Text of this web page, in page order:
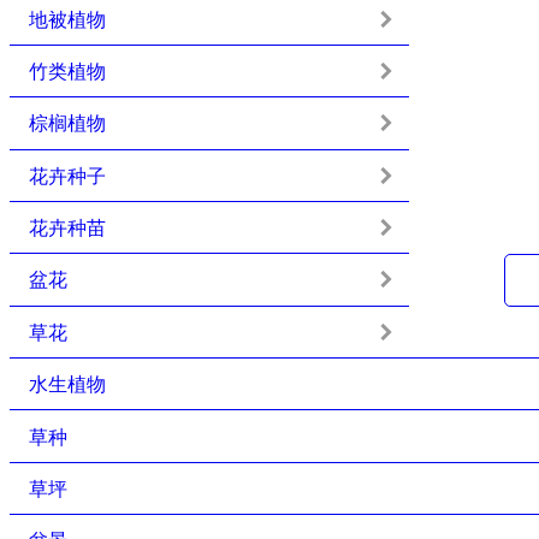
地被植物
竹类植物
棕榈植物
花卉种子
花卉种苗
盆花
草花
水生植物
草种
草坪